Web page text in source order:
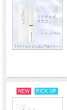
NEW PICK UP